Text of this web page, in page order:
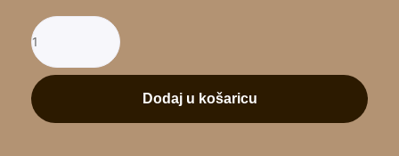
Dodaj u košaricu